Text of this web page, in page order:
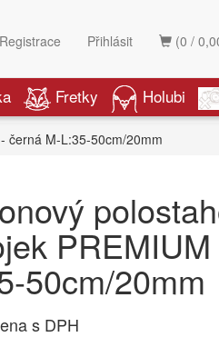
(0 /
Registrace Přihlásit
Fretky Holubi
černá M-L:35-50cm/20mm
50cm/20mm
s DPH